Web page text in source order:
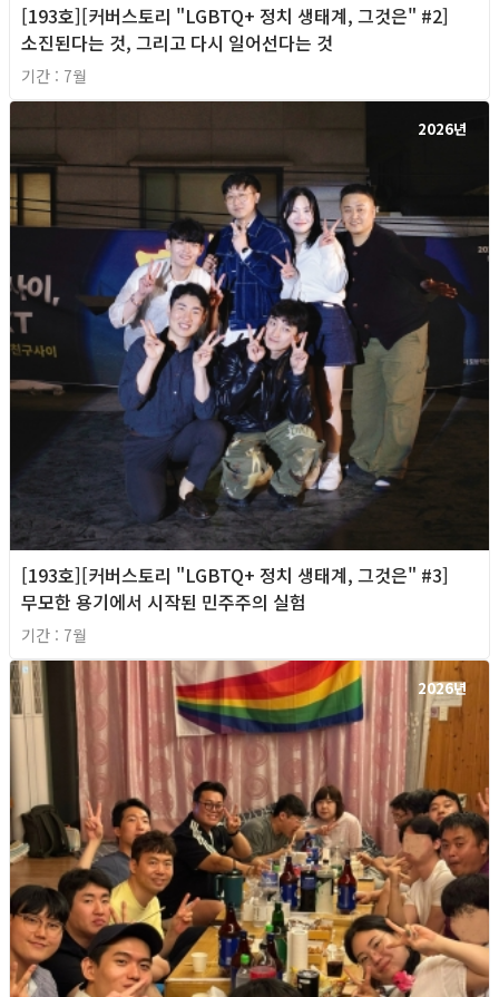
[193호][커버스토리 "LGBTQ+ 정치 생태계, 그것은" #2]
소진된다는 것, 그리고 다시 일어선다는 것
기간 : 7월
2026년
[193호][커버스토리 "LGBTQ+ 정치 생태계, 그것은" #3]
무모한 용기에서 시작된 민주주의 실험
기간 : 7월
2026년